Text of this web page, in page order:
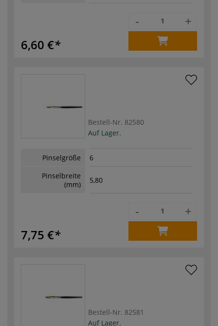
6,60 €
- +
Bestell-Nr. 82580
Auf Lager.
Pinselgröße
6
Pinselbreite
(mm)
5,80
7,75 €
- +
Bestell-Nr. 82581
Auf Lager.